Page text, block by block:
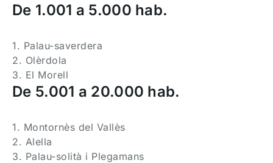
De 1.001 a 5.000 hab.
1. Palau-saverdera
2. Olèrdola
3. El Morell
De 5.001 a 20.000 hab.
1. Montornès del Vallès
2. Alella
3. Palau-solità i Plegamans